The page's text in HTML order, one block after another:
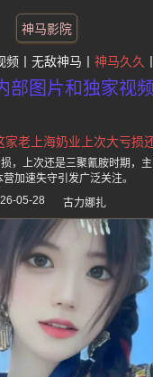
神马影院
频 无敌神马 神马久久
部图片和独家视
老上海奶业上次大亏损
，上次还是三聚氰胺时期，
加速失守引发广泛关注。
05-28
古力娜扎